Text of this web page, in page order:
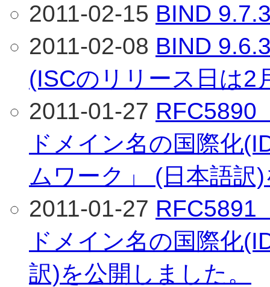
2011-02-15 BIND
2011-02-08 BIND
(ISCのリリース日は2
2011-01-27 RFC5890
ドメイン名の国際化
ムワーク」 (日本語訳
2011-01-27 RFC5891
ドメイン名の国際化
訳)を公開しました。